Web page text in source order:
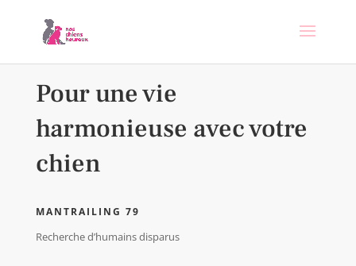
Pour une vie
harmonieuse avec votre
chien
MANTRAILING 79
Recherche d’humains disparus